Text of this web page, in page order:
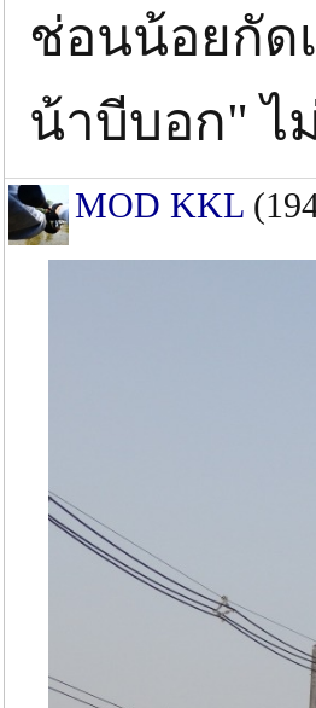
ช่อนน้อยกัด
น้าบีบอก" ไ
MOD KKL